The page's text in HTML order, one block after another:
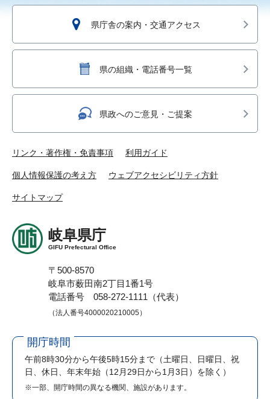
県庁舎の案内・交通アクセス
県の組織・電話番号一覧
県政へのご意見・ご提案
リンク・著作権・免責事項 利用ガイド
個人情報保護の考え方 ウェブアクセシビリティ方針
サイトマップ
岐阜県庁
GIFU Prefectural Office
〒500-8570
岐阜市薮田南2丁目1番1号
電話番号 058-272-1111（代表）
（法人番号4000020210005）
開庁時間
午前8時30分から午後5時15分まで （土曜日、日曜日、祝
日、休日、年末年始（12月29日から1月3日）を除く）
※一部、開庁時間の異なる機関、施設があります。